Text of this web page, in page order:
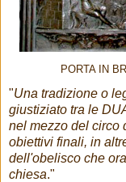
PORTA IN
"Una tradizione o
giustiziato tra le
nel mezzo del circo
obiettivi finali, in
dell'obelisco che
chiesa."